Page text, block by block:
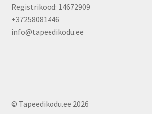
Registrikood: 14672909
+37258081446
info@tapeedikodu.ee
© Tapeedikodu.ee 2026